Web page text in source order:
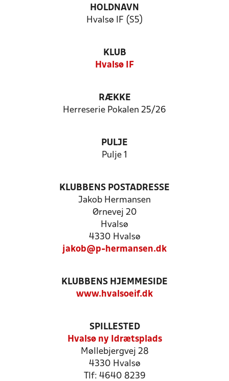
HOLDNAVN
Hvalsø IF (S5)
KLUB
Hvalsø IF
RÆKKE
Herreserie Pokalen 25/26
PULJE
Pulje 1
KLUBBENS POSTADRESSE
Jakob Hermansen
Ørnevej 20
Hvalsø
4330 Hvalsø
jakob@p-hermansen.dk
KLUBBENS HJEMMESIDE
www.hvalsoeif.dk
SPILLESTED
Hvalsø ny Idrætsplads
Møllebjergvej 28
4330 Hvalsø
Tlf: 4640 8239